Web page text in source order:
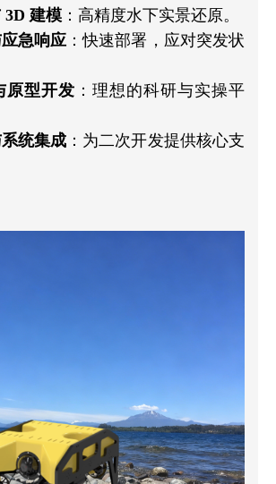
3D 建模 ：高精度水下实景还原。
急响应 ：快速部署，应对突发状
原型开发 ：理想的科研与实操平
统集成 ：为二次开发提供核心支